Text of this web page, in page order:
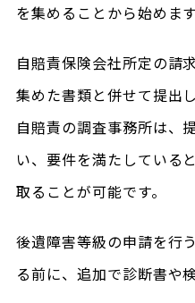
を集めることから始めます
自賠責保険会社所定の請
集めた書類と併せて提出し
自賠責の調査事務所は、
い、要件を満たしている
取ることが可能です。
後遺障害等級の申請を行
る前に、追加で診断書や